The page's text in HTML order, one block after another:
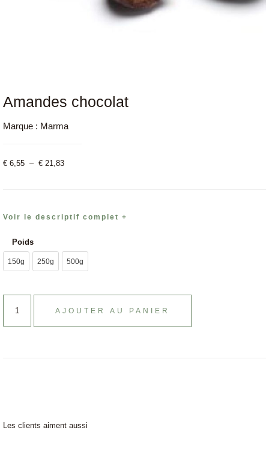
Amandes chocolat
Marque : Marma
€ 6,55 – € 21,83
Voir le descriptif complet +
Poids
150g 250g 500g
AJOUTER AU PANIER
Les clients aiment aussi